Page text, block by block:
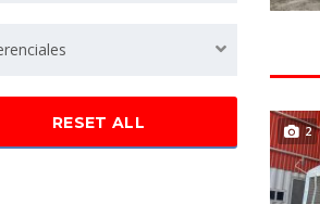
RESET ALL 2